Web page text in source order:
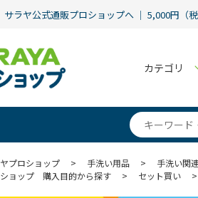
サラヤ公式通販プロショップへ ｜ 5,000円（
カテゴリ
プロショップ > 手洗い用品 >
手洗い関
ョップ 購入目的から探す > セット買い